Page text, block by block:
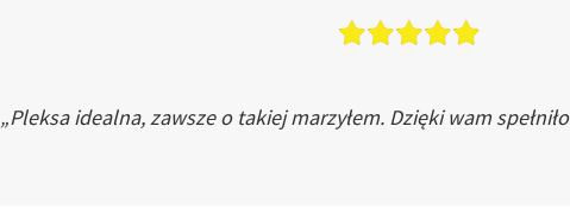
„Pleksa idealna, zawsze o takiej marzyłem. Dzięki wam